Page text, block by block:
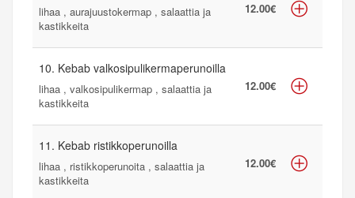
lihaa , aurajuustokermap , salaattia ja
kastikkeita
12.00€
10. Kebab valkosipulikermaperunoilla
lihaa , valkosipulikermap , salaattia ja
kastikkeita
12.00€
11. Kebab ristikkoperunoilla
lihaa , ristikkoperunoita , salaattia ja
kastikkeita
12.00€